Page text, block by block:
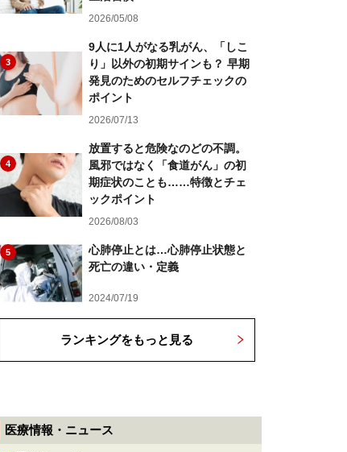
2026/05/08
3
9人に1人がなる乳がん、「しこ
り」以外の初期サインも？ 早期
発見のためのセルフチェックの
ポイント
2026/07/13
4
放置すると危険なのどの不調。
風邪ではなく「食道がん」の初
期症状のことも……特徴とチェ
ックポイント
2026/08/03
5
心肺停止とは…心肺停止状態と
死亡の違い・定義
2024/07/19
ランキングをもっと見る
医療情報・ニュース